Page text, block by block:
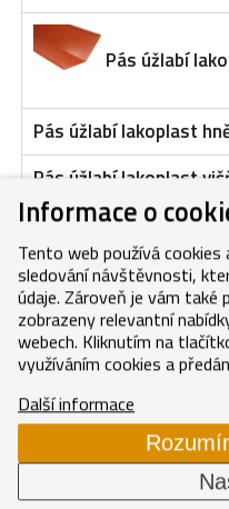
Pás úžlabí
Pás úžlabí lakoplast
Pás úžlabí lakoplast
Příchytka
Sedlový pás
Těsnící pás
Informace o
Tento web používá
sledování návštěvnosti,
údaje. Zároveň je vám také
zobrazeny relevantní
webech. Kliknutím na
využíváním cookies a
Další informace